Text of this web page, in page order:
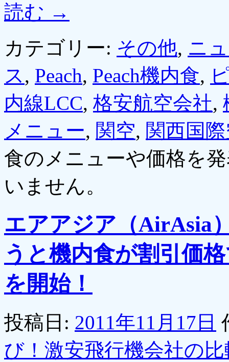
読む →
カテゴリー: その他, ニ
ス , Peach, Peach機内食,
内線LCC, 格安航空会社,
メニュー, 関空, 関西国
食のメニューや価格を
いません。
エアアジア（AirAsia
うと機内食が割引価
を開始！
投稿日: 2011年11月17日
び！激安飛行機会社の